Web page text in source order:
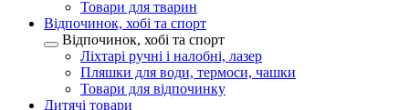
Товари для тварин
Відпочинок, хобі та спорт
Відпочинок, хобі та спорт
Ліхтарі ручні і налобні, лазер
Пляшки для води, термоси, чашки
Товари для відпочинку
Дитячі товари